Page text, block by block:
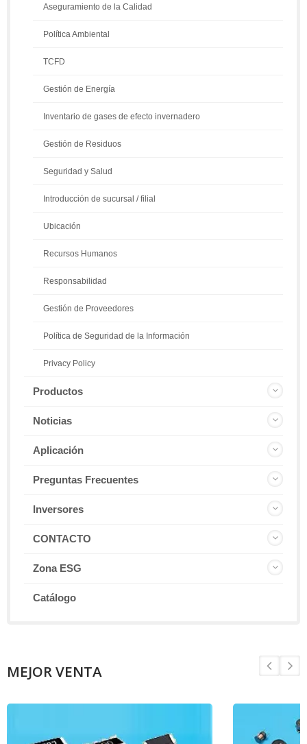
Aseguramiento de la Calidad
Política Ambiental
TCFD
Gestión de Energía
Inventario de gases de efecto invernadero
Gestión de Residuos
Seguridad y Salud
Introducción de sucursal / filial
Ubicación
Recursos Humanos
Responsabilidad
Gestión de Proveedores
Política de Seguridad de la Información
Privacy Policy
Productos
Noticias
Aplicación
Preguntas Frecuentes
Inversores
CONTACTO
Zona ESG
Catálogo
MEJOR VENTA